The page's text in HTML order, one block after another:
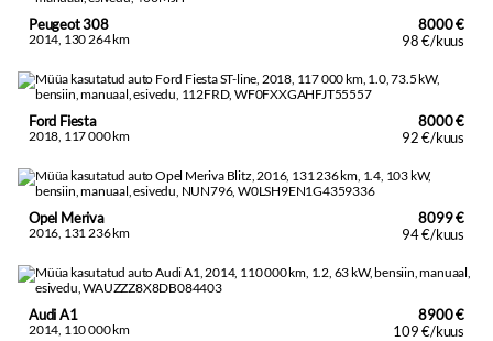
Peugeot 308
2014, 130 264 km
8000 €
98 €/kuus
Ford Fiesta
2018, 117 000 km
8000 €
92 €/kuus
Opel Meriva
2016, 131 236 km
8099 €
94 €/kuus
Audi A1
2014, 110 000 km
8900 €
109 €/kuus